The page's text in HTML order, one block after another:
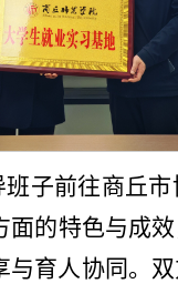
子前往商丘
的特色与成
育人协同。